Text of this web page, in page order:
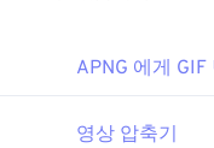
APNG 에게 GIF
영상 압축기